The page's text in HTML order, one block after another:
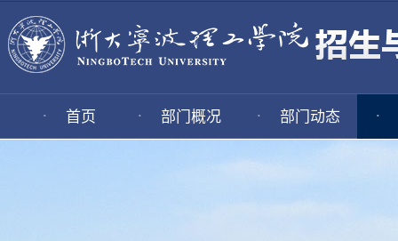
· 首页 · 部门概况 · 部门动态 ·